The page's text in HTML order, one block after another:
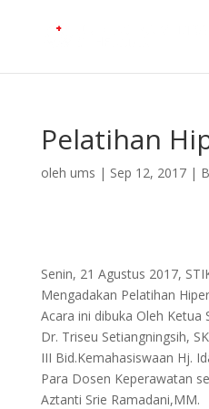
Pelatihan
oleh ums | Sep 12, 2017|
Senin, 21 Agustus 2017,
Mengadakan Pelatihan
Acara ini dibuka Oleh Ketua
Dr. Triseu Setiangningsih,
III Bid.Kemahasiswaan Hj.
Para Dosen Keperawatan
Aztanti Srie Ramadani,MM.